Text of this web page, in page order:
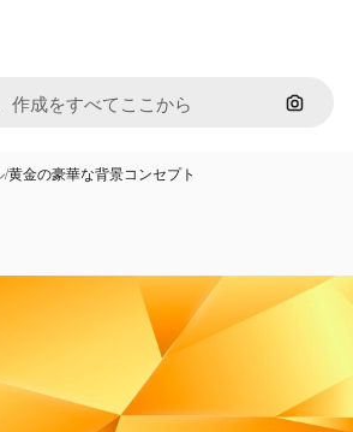
画像で
/黄金の豪華な背景コンセプト